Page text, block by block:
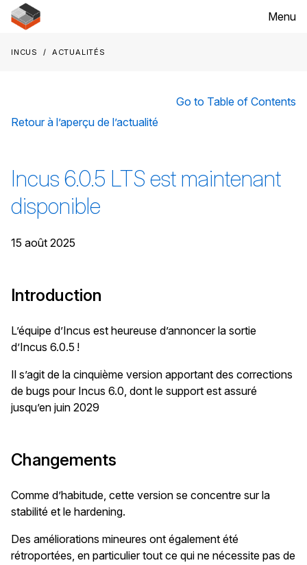
Menu
Incus Actualités
Go to Table of Contents
Retour à l’aperçu de l’actualité
Incus 6.0.5 LTS est maintenant
disponible
15 août 2025
Introduction
L’équipe d’Incus est heureuse d’annoncer la sortie
d’Incus 6.0.5 !
Il s’agit de la cinquième version apportant des corrections
de bugs pour Incus 6.0, dont le support est assuré
jusqu’en juin 2029
Changements
Comme d’habitude, cette version se concentre sur la
stabilité et le hardening.
Des améliorations mineures ont également été
rétroportées, en particulier tout ce qui ne nécessite pas de